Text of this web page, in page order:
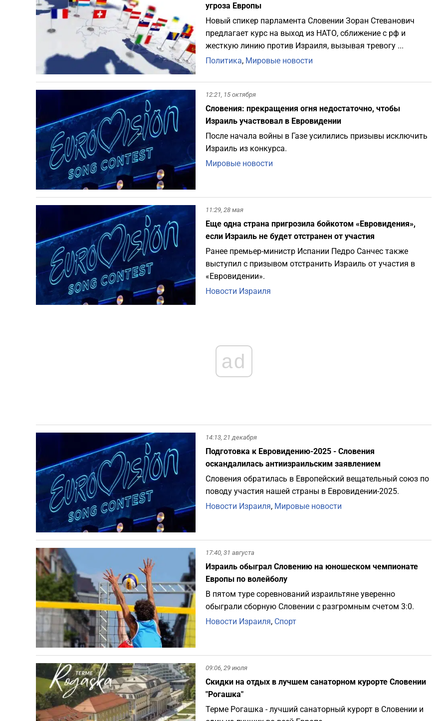
угроза Европы
Новый спикер парламента Словении Зоран Стеванович
предлагает курс на выход из НАТО, сближение с рф и
жесткую линию против Израиля, вызывая тревогу ...
Политика, Мировые новости
12:21, 15 октября
Словения: прекращения огня недостаточно, чтобы
Израиль участвовал в Евровидении
После начала войны в Газе усилились призывы исключить
Израиль из конкурса.
Мировые новости
11:29, 28 мая
Еще одна страна пригрозила бойкотом «Евровидения»,
если Израиль не будет отстранен от участия
Ранее премьер-министр Испании Педро Санчес также
выступил с призывом отстранить Израиль от участия в
«Евровидении».
Новости Израиля
ad
14:13, 21 декабря
Подготовка к Евровидению-2025 - Словения
оскандалилась антиизраильским заявлением
Словения обратилась в Европейский вещательный союз по
поводу участия нашей страны в Евровидении-2025.
Новости Израиля, Мировые новости
17:40, 31 августа
Израиль обыграл Словению на юношеском чемпионате
Европы по волейболу
В пятом туре соревнований израильтяне уверенно
обыграли сборную Словении с разгромным счетом 3:0.
Новости Израиля, Спорт
09:06, 29 июля
Скидки на отдых в лучшем санаторном курорте Словении
"Рогашка"
Терме Рогашка - лучший санаторный курорт в Словении и